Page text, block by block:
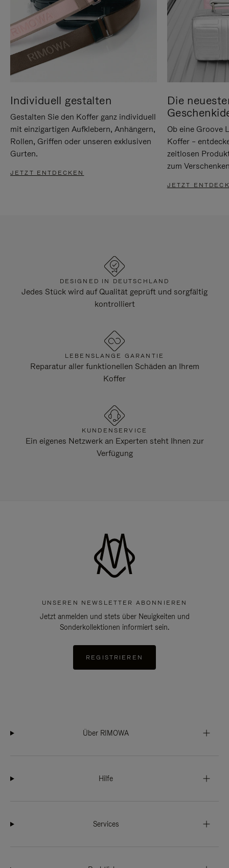
Individuell gestalten
Gestalten Sie den Koffer ganz individuell
mit einzigartigen Aufklebern, Anhängern,
Rollen, Griffen oder unseren exklusiven
Gurten.
JETZT ENTDECKEN
Die
Ob eine Groove
Koffer –
zeitlosen
zum
JETZT
DESIGNED IN DEUTSCHLAND
Jedes Stück wird auf Qualität geprüft und sorgfältig
kontrolliert
LEBENSLANGE GARANTIE
Reparatur aller funktionellen Schäden an Ihrem
Koffer
KUNDENSERVICE
Ein eigenes Netzwerk an Experten steht Ihnen zur
Verfügung
UNSEREN NEWSLETTER ABONNIEREN
Jetzt anmelden und stets über Neuigkeiten und
Sonderkollektionen informiert sein.
REGISTRIEREN
Über RIMOWA
Hilfe
Services